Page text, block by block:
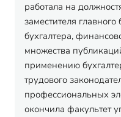
работала на
заместителя главного
бухгалтера,
множества
применению
трудового
профессиональных
окончила факультет